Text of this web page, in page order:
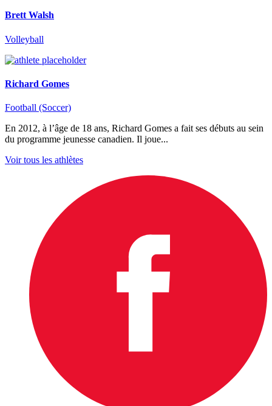
Brett Walsh
Volleyball
Richard Gomes
Football (Soccer)
En 2012, à l’âge de 18 ans, Richard Gomes a fait ses débuts au sein
du programme jeunesse canadien. Il joue...
Voir tous les athlètes